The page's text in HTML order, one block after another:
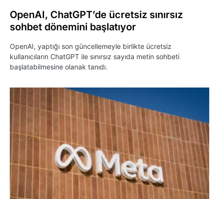
OpenAI, ChatGPT’de ücretsiz sınırsız
sohbet dönemini başlatıyor
OpenAI, yaptığı son güncellemeyle birlikte ücretsiz
kullanıcıların ChatGPT ile sınırsız sayıda metin sohbeti
başlatabilmesine olanak tanıdı.